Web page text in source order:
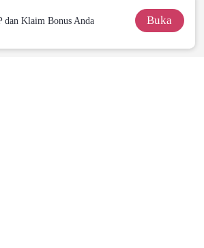
dan Klaim Bonus Anda Buka